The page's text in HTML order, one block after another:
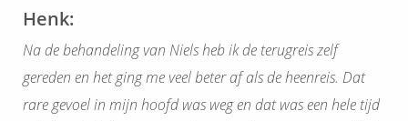
Henk:
Na de behandeling van Niels heb ik de terugreis zelf
gereden en het ging me veel beter af als de heenreis. Dat
rare gevoel in mijn hoofd was weg en dat was een hele tijd